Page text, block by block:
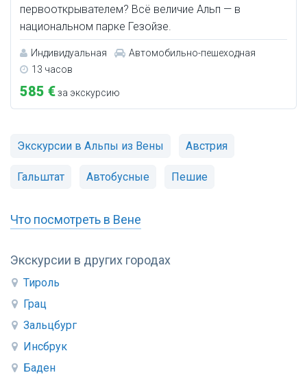
Экскурсии в других городах
Тироль
Грац
Зальцбург
Инсбрук
Баден
первооткрывателем? Всё величие Альп — в
национальном парке Гезойзе.
Индивидуальная
Автомобильно-пешеходная
13 часов
585 €за экскурсию
Экскурсии в Альпы из Вены Австрия
Гальштат Автобусные Пешие
Что посмотреть в Вене